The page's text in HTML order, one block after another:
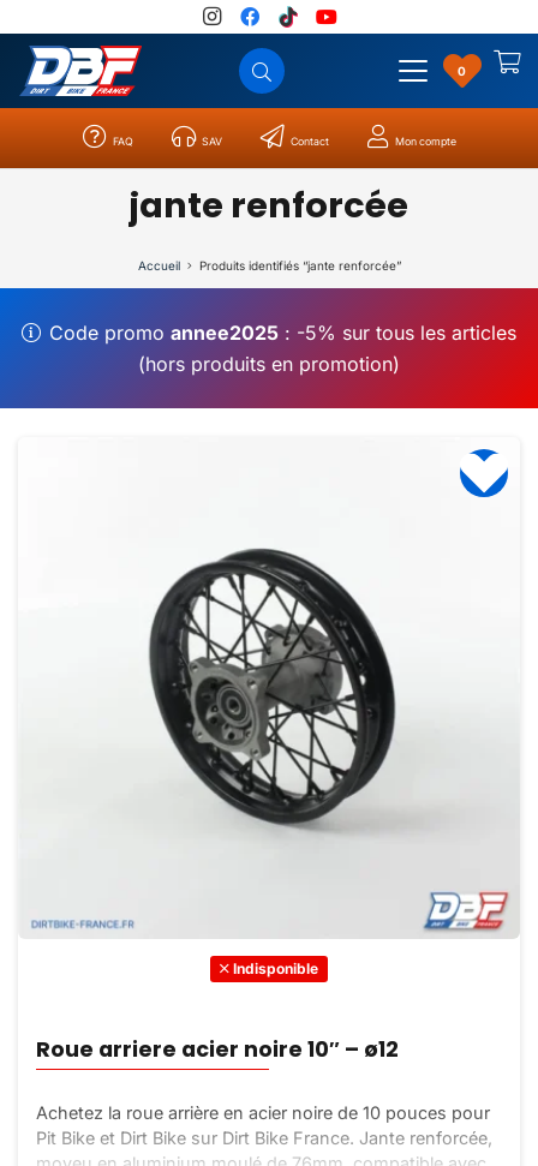
0
FAQ SAV Contact Mon compte
jante renforcée
Accueil Produits identifiés “jante renforcée”
Code promo annee2025: -5% sur tous les articles
(hors produits en promotion)
Indisponible
Roue arriere acier noire 10″ – ø12
Achetez la roue arrière en acier noire de 10 pouces pour
Pit Bike et Dirt Bike sur Dirt Bike France. Jante renforcée,
Catégories Résultats